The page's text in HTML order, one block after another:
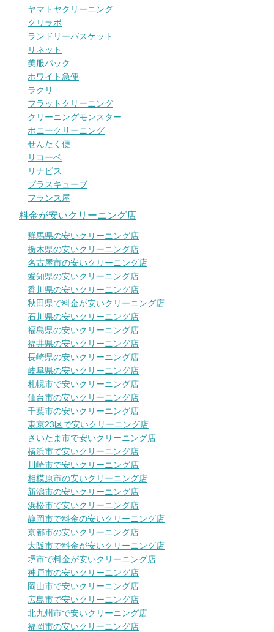
ヤマトヤクリーニング
クリラボ
ランドリーバスケット
リネット
美服パック
ホワイト急便
ラクリ
フラットクリーニング
クリーニングモンスター
ポニークリーニング
せんたく便
リコーベ
リナビス
プラスキューブ
フランス屋
料金が安いクリーニング店
群馬県の安いクリーニング店
栃木県の安いクリーニング店
名古屋市の安いクリーニング店
愛知県の安いクリーニング店
香川県の安いクリーニング店
秋田県で料金が安いクリーニング店
石川県の安いクリーニング店
福島県の安いクリーニング店
福井県の安いクリーニング店
長崎県の安いクリーニング店
岐阜県の安いクリーニング店
札幌市で安いクリーニング店
仙台市の安いクリーニング店
千葉市の安いクリーニング店
東京23区で安いクリーニング店
さいたま市で安いクリーニング店
横浜市で安いクリーニング店
川崎市で安いクリーニング店
相模原市の安いクリーニング店
新潟市の安いクリーニング店
浜松市で安いクリーニング店
静岡市で料金の安いクリーニング店
京都市の安いクリーニング店
大阪市で料金が安いクリーニング店
堺市で料金が安いクリーニング店
神戸市の安いクリーニング店
岡山市で安いクリーニング店
広島市で安いクリーニング店
北九州市で安いクリーニング店
福岡市の安いクリーニング店